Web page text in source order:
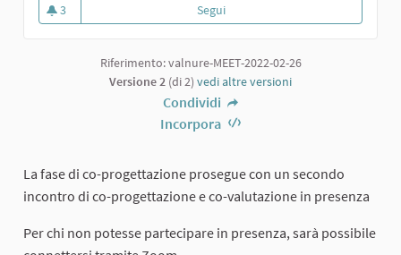
3
3 sostenitori
Segui
Riferimento: valnure-MEET-2022-02-26
Versione 2 (di 2) vedi altre versioni
Condividi
Incorpora
La fase di co-progettazione prosegue con un secondo
incontro di co-progettazione e co-valutazione in presenza
Per chi non potesse partecipare in presenza, sarà possibile